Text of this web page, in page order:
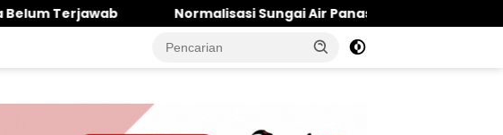
Normalisasi Sungai Air Panas Tuntas, Pemeliharaan Jadi Kunci